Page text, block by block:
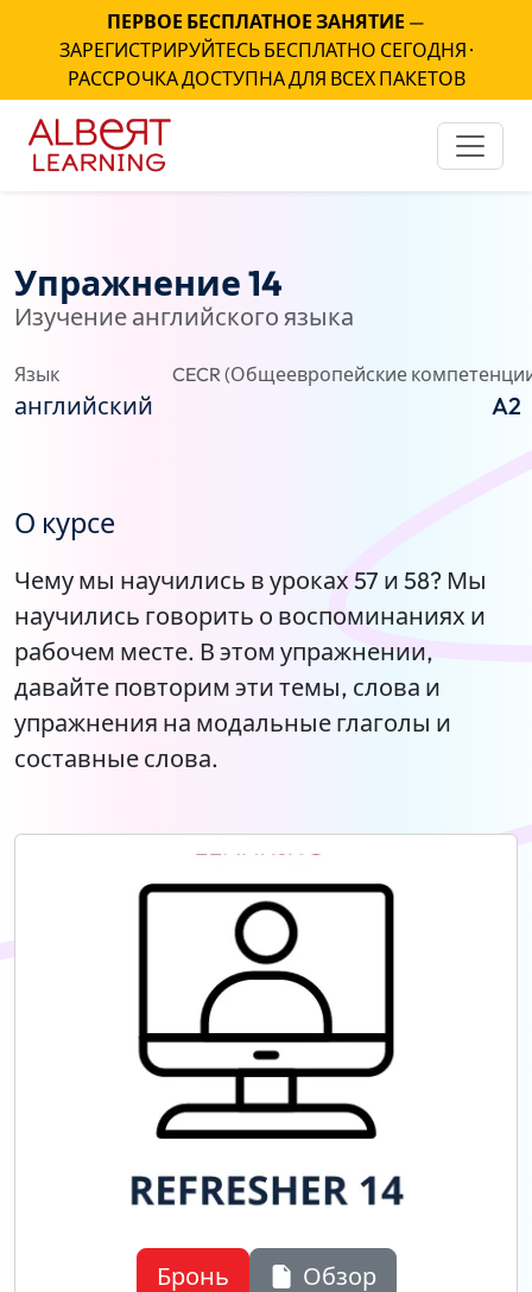
ПЕРВОЕ БЕСПЛАТНОЕ ЗАНЯТИЕ —
ЗАРЕГИСТРИРУЙТЕСЬ БЕСПЛАТНО СЕГОДНЯ ·
РАССРОЧКА ДОСТУПНА ДЛЯ ВСЕХ ПАКЕТОВ
Упражнение 14
Изучение английского языка
Язык
английский
CECR (Общеевропейские
A2
О курсе
Чему мы научились в уроках 57 и 58? Мы
научились говорить о воспоминаниях и
рабочем месте. В этом упражнении,
давайте повторим эти темы, слова и
упражнения на модальные глаголы и
составные слова.
Бронь Обзор